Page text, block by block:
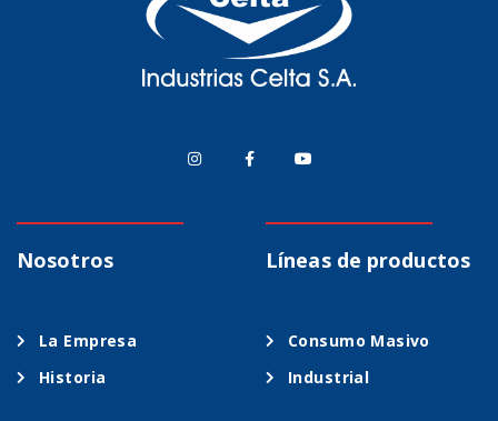
Nosotros
La Empresa
Historia
Líneas de productos
Consumo Masivo
Industrial